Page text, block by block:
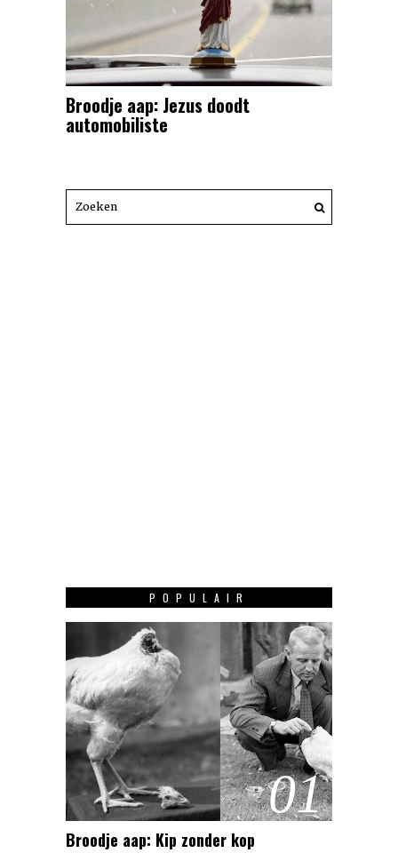
Broodje aap: Jezus doodt
automobiliste
POPULAIR
01
Broodje aap: Kip zonder kop